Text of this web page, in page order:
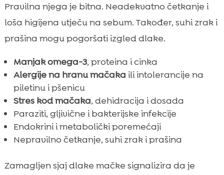
Pravilna njega je bitna. Neadekvatno četkanje i
loša higijena utječu na sebum. Također, suhi zrak i
prašina mogu pogoršati izgled dlake.
Manjak omega-3, proteina i cinka
Alergije na hranu mačaka ili intolerancije na
piletinu i pšenicu
Stres kod mačaka, dehidracija i dosada
Paraziti, gljivične i bakterijske infekcije
Endokrini i metabolički poremećaji
Nepravilno četkanje, suhi zrak i prašina
Zamagljen sjaj dlake mačke signalizira da je